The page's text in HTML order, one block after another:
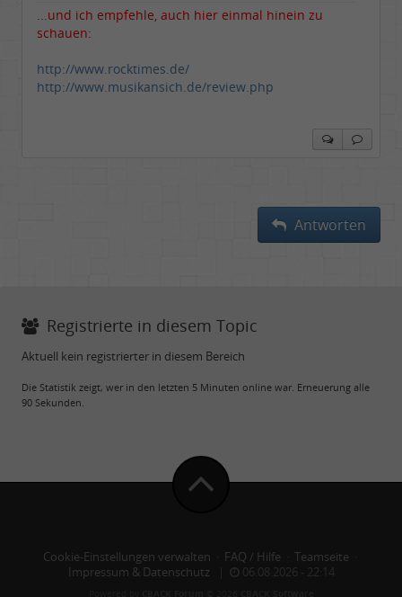
...und ich empfehle, auch hier einmal hinein zu
schauen:
http://www.rocktimes.de/
http://www.musikansich.de/review.php
Antworten
Registrierte in diesem Topic
Aktuell kein registrierter in diesem Bereich
Die Statistik zeigt, wer in den letzten 5 Minuten online war. Erneuerung alle
90 Sekunden.
Cookie-Einstellungen verwalten FAQ / Hilfe Teamseite
Impressum & Datenschutz
06.08.2026 - 22:14